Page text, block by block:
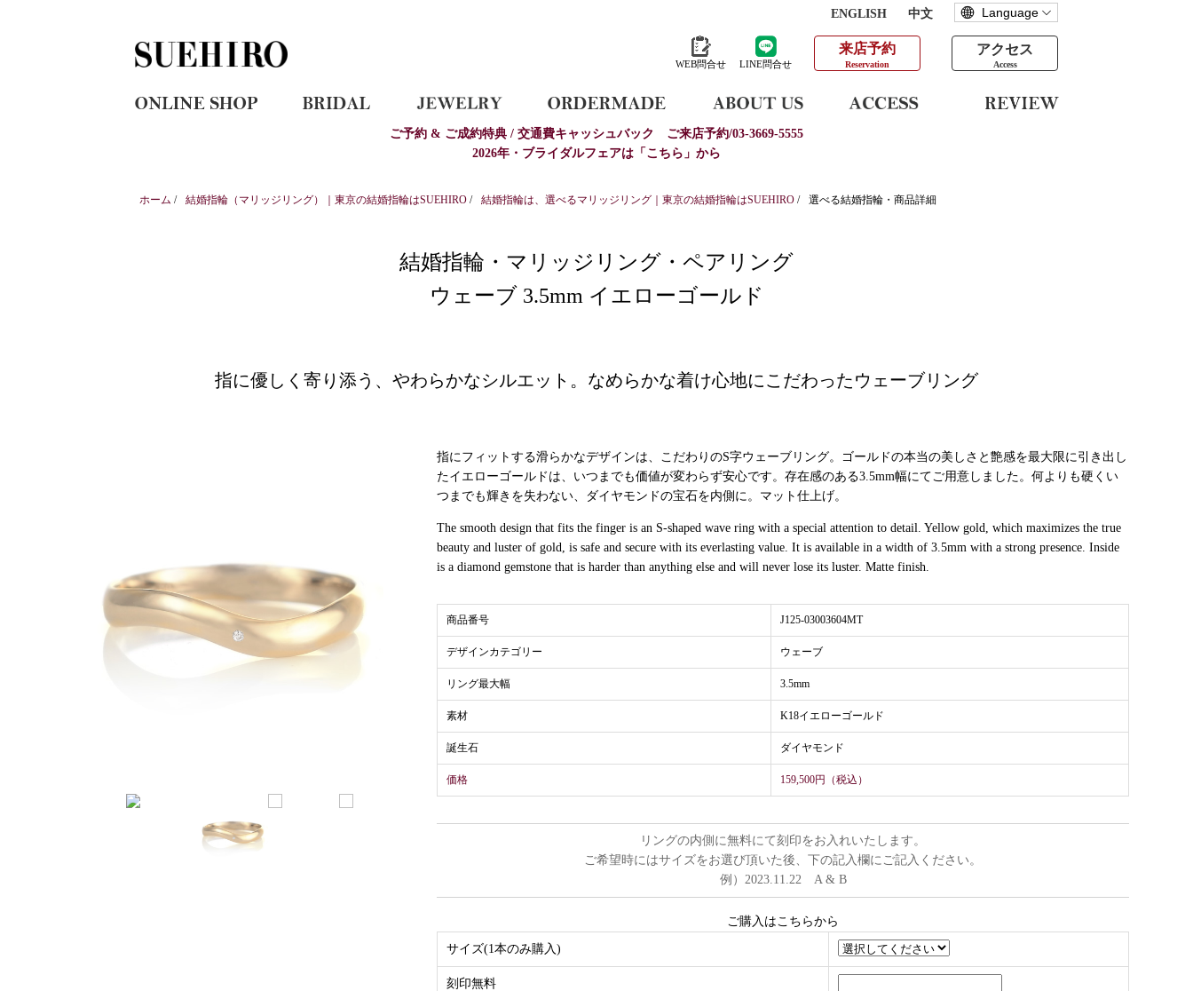
ENGLISH 中文
WEB問合せ LINE問合せ
来店予約
Reservation
アクセス
Access
ご予約 & ご成約特典 / 交通費キャッシュバック
ご来店予約/03-3669-5555
2026年・ブライダルフェアは「こちら」から
ホーム / 結婚指輪（マリッジリング）｜東京の結婚指輪はSUEHIRO / 結婚指輪は、選べるマリッジリング｜東京の結婚指輪はSUEHIRO / 選べる結婚指輪・商品詳細
結婚指輪・マリッジリング・ペアリング
ウェーブ 3.5mm イエローゴールド
指に優しく寄り添う、やわらかなシルエット。なめらかな着け心地にこだわったウェーブリング
指にフィットする滑らかなデザインは、こだわりのS字ウェーブリング。ゴールドの本当の美しさと艶感を最大限に引き出し
たイエローゴールドは、いつまでも価値が変わらず安心です。存在感のある3.5mm幅にてご用意しました。何よりも硬くい
つまでも輝きを失わない、ダイヤモンドの宝石を内側に。マット仕上げ。
The smooth design that fits the finger is an S-shaped wave ring with a special attention to detail. Yellow gold, which maximizes the true
beauty and luster of gold, is safe and secure with its everlasting value. It is available in a width of 3.5mm with a strong presence. Inside
is a diamond gemstone that is harder than anything else and will never lose its luster. Matte finish.
商品番号 J125-03003604MT
デザインカテゴリー ウェーブ
リング最大幅 3.5mm
素材 K18イエローゴールド
誕生石 ダイヤモンド
価格 159,500円（税込）
リングの内側に無料にて刻印をお入れいたします。
ご希望時にはサイズをお選び頂いた後、下の記入欄にご記入ください。
例）2023.11.22 A & B
ご購入はこちらから
サイズ(1本のみ購入)
刻印無料